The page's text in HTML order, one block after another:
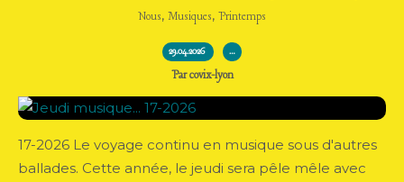
Nous, Musiques, Printemps
29.04.2026 …
Par covix-lyon
17-2026 Le voyage continu en musique sous d'autres
ballades. Cette année, le jeudi sera pêle mêle avec